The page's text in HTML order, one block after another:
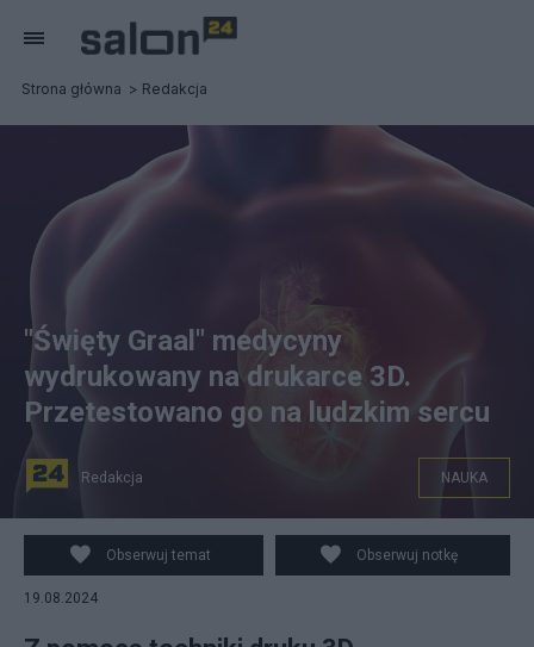
Strona główna Redakcja
fot. Canva
"Święty Graal" medycyny
wydrukowany na drukarce 3D.
Przetestowano go na ludzkim sercu
Redakcja NAUKA
Obserwuj temat Obserwuj notkę
19.08.2024